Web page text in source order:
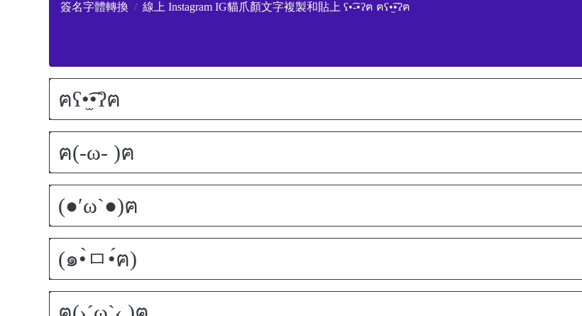
簽名字體轉換 線上 Instagram IG貓爪顏文字複製和貼上 ʕ•͡-•ʔฅ ฅʕ•̫͡•ʔฅ